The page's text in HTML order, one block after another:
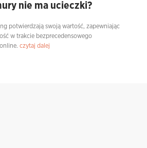
nie ma ucieczki?
potwierdzają swoją wartość, zapewniając
w trakcie bezprecedensowego
czytaj dalej